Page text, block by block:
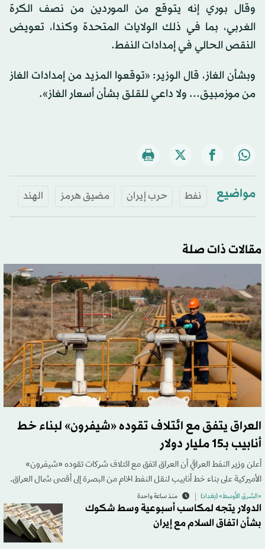
وقال بوري إنه يتوقع من الموردين من نصف الكرة
الغربي، بما في ذلك الولايات المتحدة وكندا، تعويض
النقص الحالي في إمدادات النفط.
وبشأن الغاز، قال الوزير: «توقعوا المزيد من إمدادات الغاز
من موزمبيق... ولا داعي للقلق بشأن أسعار الغاز».
مواضيع نفط حرب إيران مضيق هرمز الهند
مقالات ذات صلة
العراق يتفق مع ائتلاف تقوده «شيفرون» لبناء خط
أنابيب بـ15 مليار دولار
أعلن وزير النفط العراقي أن العراق اتفق مع ائتلاف شركات تقوده «شيفرون»
الأميركية على بناء خط أنابيب لنقل النفط الخام من البصرة إلى أقصى شمال العراق.
«الشرق الأوسط» (بغداد) منذ ساعة واحدة
الدولار يتجه لمكاسب أسبوعية وسط شكوك
بشأن اتفاق السلام مع إيران